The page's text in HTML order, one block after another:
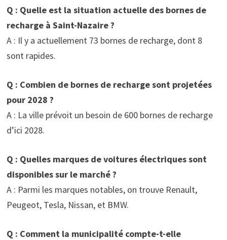
Q : Quelle est la situation actuelle des bornes de
recharge à Saint-Nazaire ?
A : Il y a actuellement 73 bornes de recharge, dont 8
sont rapides.
Q : Combien de bornes de recharge sont projetées
pour 2028 ?
A : La ville prévoit un besoin de 600 bornes de recharge
d’ici 2028.
Q : Quelles marques de voitures électriques sont
disponibles sur le marché ?
A : Parmi les marques notables, on trouve Renault,
Peugeot, Tesla, Nissan, et BMW.
Q : Comment la municipalité compte-t-elle